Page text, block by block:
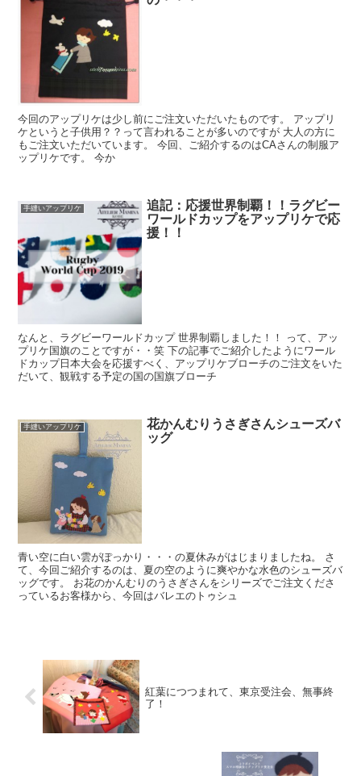
今回のアップリケは少し前にご注文いただいたものです。 アップリ
ケというと子供用？？って言われることが多いのですが 大人の方に
もご注文いただいています。 今回、ご紹介するのはCAさんの制服ア
ップリケです。 今か
手縫いアップリケ
追記：応援世界制覇！！ラグビー
ワールドカップをアップリケで応
援！！
なんと、ラグビーワールドカップ 世界制覇しました！！ って、アッ
プリケ国旗のことですが・・笑 下の記事でご紹介したようにワール
ドカップ日本大会を応援すべく、アップリケブローチのご注文をいた
だいて、観戦する予定の国の国旗ブローチ
手縫いアップリケ
花かんむりうさぎさんシューズバ
ッグ
青い空に白い雲がぽっかり・・・の夏休みがはじまりましたね。 さ
て、今回ご紹介するのは、夏の空のように爽やかな水色のシューズバ
ッグです。 お花のかんむりのうさぎさんをシリーズでご注文くださ
っているお客様から、今回はバレエのトゥシュ
紅葉につつまれて、東京受注会、無事終
了！